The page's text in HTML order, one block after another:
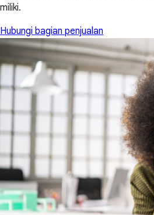
miliki.
Hubungi bagian penjualan